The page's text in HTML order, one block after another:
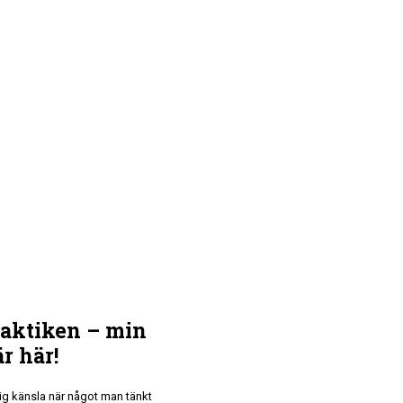
– min
här!
känsla när något man tänkt